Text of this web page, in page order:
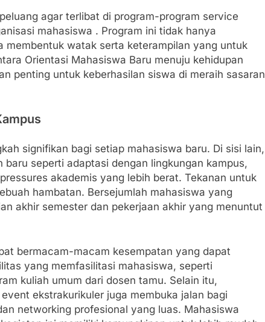
agar terlibat di program-program service
mahasiswa . Program ini tidak hanya
membentuk watak serta keterampilan yang untuk
Orientasi Mahasiswa Baru menuju kehidupan
penting untuk keberhasilan siswa di meraih sasaran
signifikan bagi setiap mahasiswa baru. Di sisi lain,
seperti adaptasi dengan lingkungan kampus,
akademis yang lebih berat. Tekanan untuk
hambatan. Bersejumlah mahasiswa yang
akhir semester dan pekerjaan akhir yang menuntut
bermacam-macam kesempatan yang dapat
yang memfasilitasi mahasiswa, seperti
kuliah umum dari dosen tamu. Selain itu,
ekstrakurikuler juga membuka jalan bagi
networking profesional yang luas. Mahasiswa